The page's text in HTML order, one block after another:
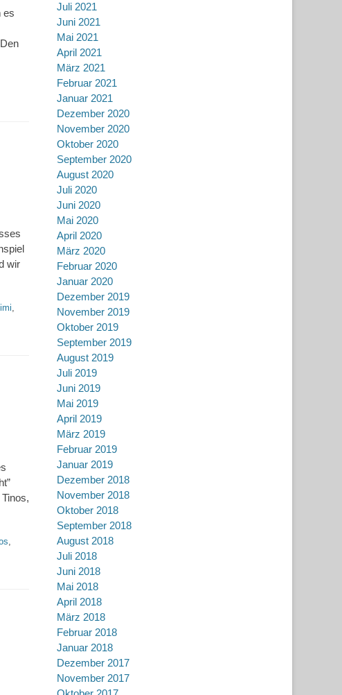
es
wir
,
,
Juli 2021
Juni 2021
Mai 2021
April 2021
März 2021
Februar 2021
Januar 2021
Dezember 2020
November 2020
Oktober 2020
September 2020
August 2020
Juli 2020
Juni 2020
Mai 2020
April 2020
März 2020
Februar 2020
Januar 2020
Dezember 2019
November 2019
Oktober 2019
September 2019
August 2019
Juli 2019
Juni 2019
Mai 2019
April 2019
März 2019
Februar 2019
Januar 2019
Dezember 2018
November 2018
Oktober 2018
September 2018
August 2018
Juli 2018
Juni 2018
Mai 2018
April 2018
März 2018
Februar 2018
Januar 2018
Dezember 2017
November 2017